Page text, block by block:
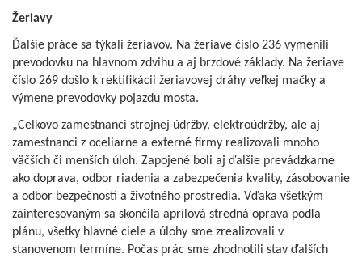
Žeriavy
Ďalšie práce sa týkali žeriavov. Na žeriave číslo 236 vymenili
prevodovku na hlavnom zdvihu a aj brzdové základy. Na žeriave
číslo 269 došlo k rektifikácii žeriavovej dráhy veľkej mačky a
výmene prevodovky pojazdu mosta.
„Celkovo zamestnanci strojnej údržby, elektroúdržby, ale aj
zamestnanci z oceliarne a externé firmy realizovali mnoho
väčších či menších úloh. Zapojené boli aj ďalšie prevádzkarne
ako doprava, odbor riadenia a zabezpečenia kvality, zásobovanie
a odbor bezpečnosti a životného prostredia. Vďaka všetkým
zainteresovaným sa skončila aprílová stredná oprava podľa
plánu, všetky hlavné ciele a úlohy sme zrealizovali v
stanovenom termíne. Počas prác sme zhodnotili stav ďalších